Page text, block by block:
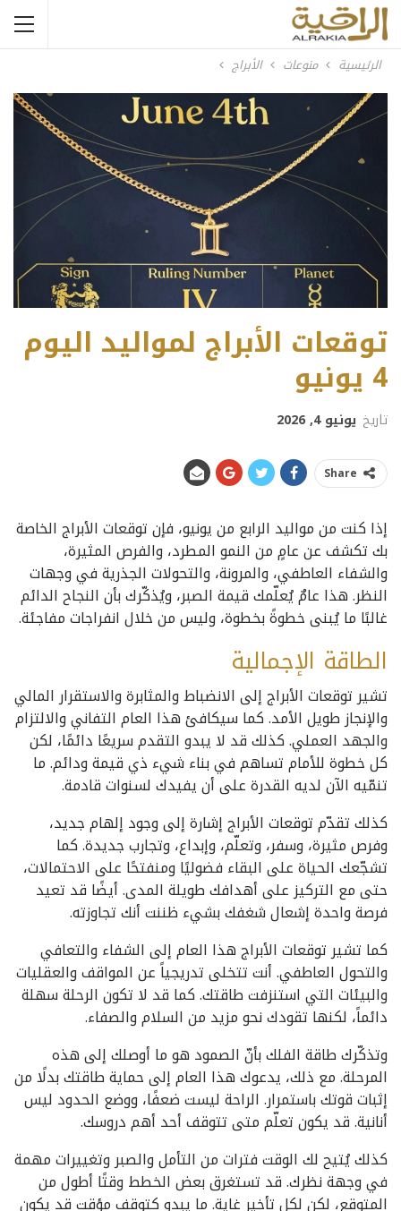
الرئيسية منوعات الأبراج
توقعات الأبراج لمواليد اليوم
4 يونيو
تاريخ يونيو 4, 2026
Share
إذا كنت من مواليد الرابع من يونيو، فإن توقعات الأبراج الخاصة
بك تكشف عن عامٍ من النمو المطرد، والفرص المثيرة،
والشفاء العاطفي، والمرونة، والتحولات الجذرية في وجهات
النظر. هذا عامٌ يُعلّمك قيمة الصبر، ويُذكّرك بأن النجاح الدائم
غالبًا ما يُبنى خطوةً بخطوة، وليس من خلال انفراجات مفاجئة.
الطاقة الإجمالية
تشير توقعات الأبراج إلى الانضباط والمثابرة والاستقرار المالي
والإنجاز طويل الأمد. كما سيكافئ هذا العام التفاني والالتزام
والجهد العملي. كذلك قد لا يبدو التقدم سريعًا دائمًا، لكن
كل خطوة للأمام تساهم في بناء شيء ذي قيمة ودائم. ما
تنمّيه الآن لديه القدرة على أن يفيدك لسنوات قادمة.
كذلك تقدّم توقعات الأبراج إشارة إلى وجود إلهام جديد،
وفرص مثيرة، وسفر، وتعلّم، وإبداع، وتجارب جديدة. كما
تشجّعك الحياة على البقاء فضوليًا ومنفتحًا على الاحتمالات،
حتى مع التركيز على أهدافك طويلة المدى. أيضًا قد تعيد
فرصة واحدة إشعال شغفك بشيء ظننت أنك تجاوزته.
كما تشير توقعات الأبراج هذا العام إلى الشفاء والتعافي
والتحول العاطفي. أنت تتخلى تدريجياً عن المواقف والعقليات
والبيئات التي استنزفت طاقتك. كما قد لا تكون الرحلة سهلة
دائماً، لكنها تقودك نحو مزيد من السلام والصفاء.
وتذكّرك طاقة الفلك بأنّ الصمود هو ما أوصلك إلى هذه
المرحلة. مع ذلك، يدعوك هذا العام إلى حماية طاقتك بدلًا من
إثبات قوتك باستمرار. الراحة ليست ضعفًا، ووضع الحدود ليس
أنانية. قد يكون تعلّم متى تتوقف أحد أهم دروسك.
كذلك يُتيح لك الوقت فترات من التأمل والصبر وتغييرات مهمة
في وجهة نظرك. قد تستغرق بعض الخطط وقتًا أطول من
المتوقع، لكن لكل تأخير غاية. ما يبدو كتوقف مؤقت قد يكون